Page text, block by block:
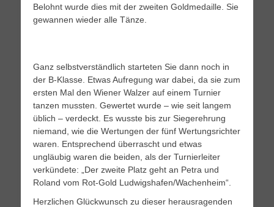
Belohnt wurde dies mit der zweiten Goldmedaille. Sie
gewannen wieder alle Tänze.
Ganz selbstverständlich starteten Sie dann noch in
der B-Klasse. Etwas Aufregung war dabei, da sie zum
ersten Mal den Wiener Walzer auf einem Turnier
tanzen mussten. Gewertet wurde – wie seit langem
üblich – verdeckt. Es wusste bis zur Siegerehrung
niemand, wie die Wertungen der fünf Wertungsrichter
waren. Entsprechend überrascht und etwas
ungläubig waren die beiden, als der Turnierleiter
verkündete: „Der zweite Platz geht an Petra und
Roland vom Rot-Gold Ludwigshafen/Wachenheim“.
Herzlichen Glückwunsch zu dieser herausragenden